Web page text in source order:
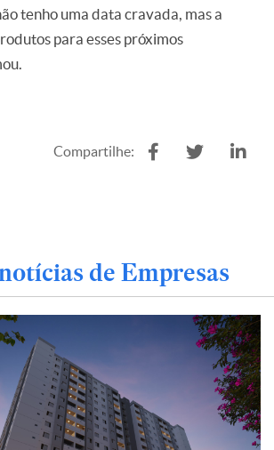
tenho uma data cravada, mas a
para esses próximos
Compartilhe:
de Empresas